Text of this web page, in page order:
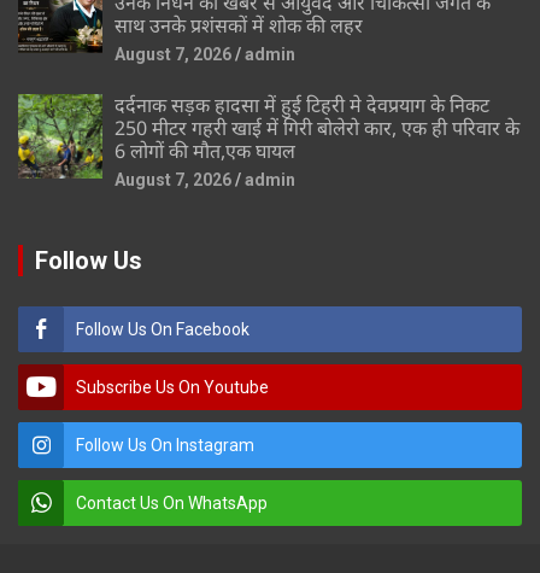
साथ उनके प्रशंसकों में शोक की लहर
August 7, 2026 admin
दर्दनाक सड़क हादसा में हुई टिहरी मे देवप्रयाग के निकट
250 मीटर गहरी खाई में गिरी बोलेरो कार, एक ही परिवार के
6 लोगों की मौत,एक घायल
August 7, 2026 admin
Follow Us
Follow Us On Facebook
Subscribe Us On Youtube
Follow Us On Instagram
Contact Us On WhatsApp